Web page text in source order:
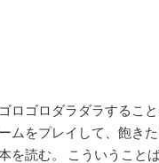
ロゴロダラダラするこ
ムをプレイして、飽き
を読む。 こういうこと